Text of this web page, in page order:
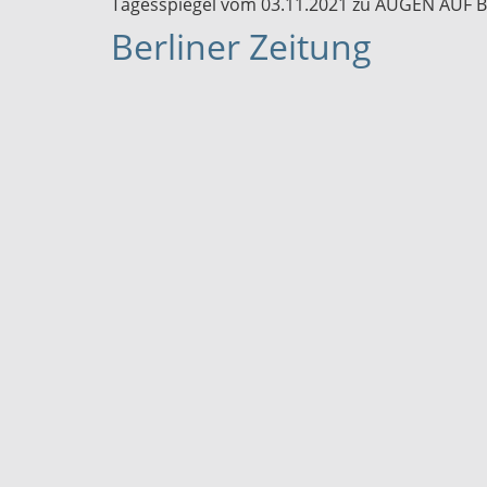
Berliner Zeitung